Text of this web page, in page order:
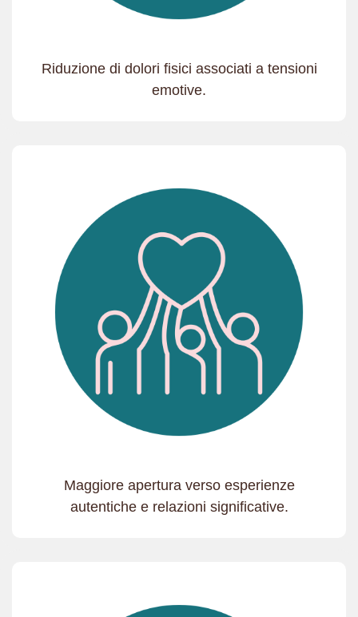
Riduzione di dolori fisici associati a tensioni
emotive.
Maggiore apertura verso esperienze
autentiche e relazioni significative.